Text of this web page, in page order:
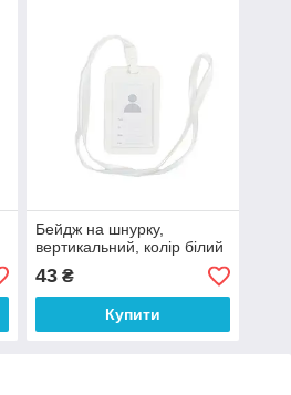
Бейдж на шнурку,
вертикальний, колір білий
43₴
Купити